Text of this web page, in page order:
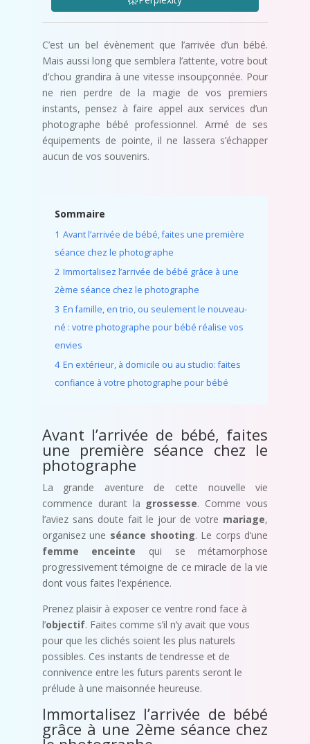
C’est un bel évènement que l’arrivée d’un bébé.
Mais aussi long que semblera l’attente, votre bout
d’chou grandira à une vitesse insoupçonnée. Pour
ne rien perdre de la magie de vos premiers
instants, pensez à faire appel aux services d’un
photographe bébé professionnel. Armé de ses
équipements de pointe, il ne lassera s’échapper
aucun de vos souvenirs.
Sommaire
1 Avant l’arrivée de bébé, faites une première
séance chez le photographe
2 Immortalisez l’arrivée de bébé grâce à une
2ème séance chez le photographe
3 En famille, en trio, ou seulement le nouveau-
né : votre photographe pour bébé réalise vos
envies
4 En extérieur, à domicile ou au studio: faites
confiance à votre photographe pour bébé
Avant l’arrivée de bébé, faites
une première séance chez le
photographe
La grande aventure de cette nouvelle vie
commence durant la grossesse. Comme vous
l’aviez sans doute fait le jour de votre mariage,
organisez une séance shooting. Le corps d’une
femme enceinte qui se métamorphose
progressivement témoigne de ce miracle de la vie
dont vous faites l’expérience.
Prenez plaisir à exposer ce ventre rond face à
l’objectif. Faites comme s’il n’y avait que vous
pour que les clichés soient les plus naturels
possibles. Ces instants de tendresse et de
connivence entre les futurs parents seront le
prélude à une maisonnée heureuse.
Immortalisez l’arrivée de bébé
grâce à une 2ème séance chez